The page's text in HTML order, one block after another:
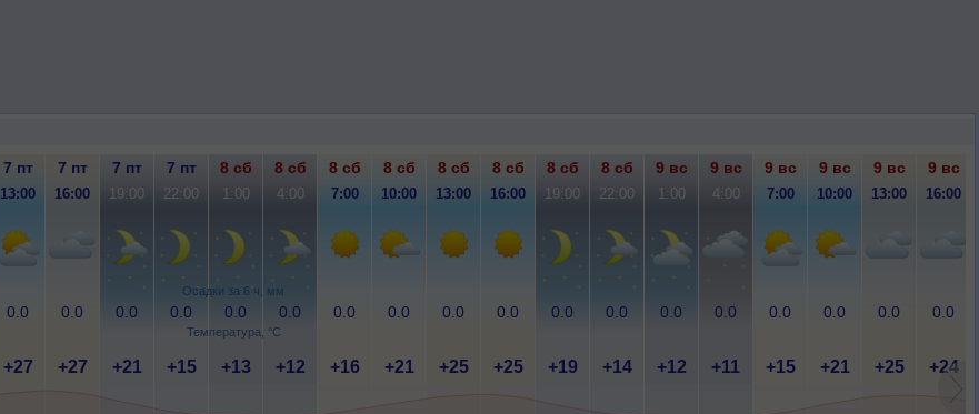
Осадки за 6 ч, мм
Температура, °C
7 пт 7 пт 7 пт 7 пт 8 сб 8 сб 8 сб 8 сб 8 сб 8 сб 8 сб 8 сб 9 вс 9 вс 9 вс 9 вс 9 вс 9 вс
13:00 16:00 19:00 22:00 1:00 4:00 7:00 10:00 13:00 16:00 19:00 22:00 1:00 4:00 7:00 10:00 13:00 16:00
0.0 0.0 0.0 0.0 0.0 0.0 0.0 0.0 0.0 0.0 0.0 0.0 0.0 0.0 0.0 0.0 0.0 0.0
+27 +27 +21 +15 +13 +12 +16 +21 +25 +25 +19 +14 +12 +11 +15 +21 +25 +24